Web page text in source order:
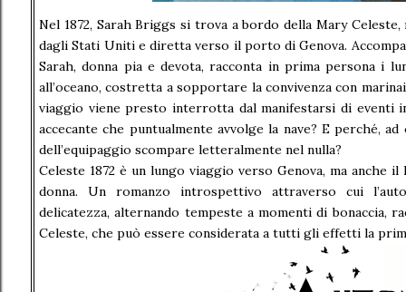
Nel 1872, Sarah Briggs si trova a bordo della Mary
dagli Stati Uniti e diretta verso il porto di Genova.
Sarah, donna pia e devota, racconta in prima persona i
all’oceano, costretta a sopportare la convivenza con
viaggio viene presto interrotta dal manifestarsi di eventi
accecante che puntualmente avvolge la nave? E perché,
dell’equipaggio scompare letteralmente nel nulla?
Celeste 1872 è un lungo viaggio verso Genova, ma anche
donna. Un romanzo introspettivo attraverso cui
delicatezza, alternando tempeste a momenti di bonaccia,
Celeste, che può essere considerata a tutti gli effetti la